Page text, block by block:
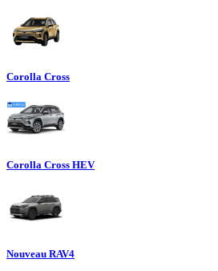
Corolla Cross
Corolla Cross HEV
Nouveau RAV4